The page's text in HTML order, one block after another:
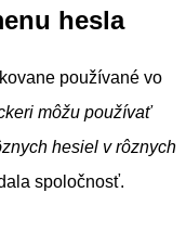
hesla
používané vo
môžu používať
hesiel v rôznych
spoločnosť.